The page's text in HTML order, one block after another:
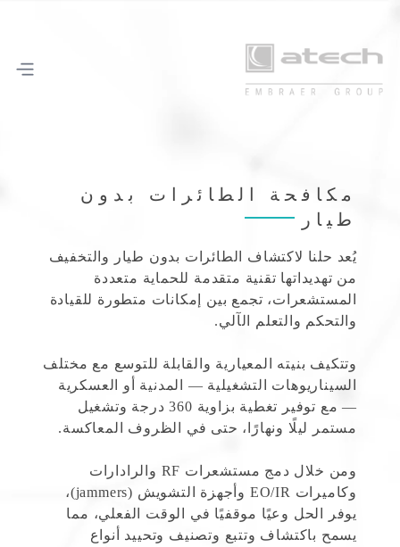
مكافحة الطائرات بدون
طيار
يُعد حلنا لاكتشاف الطائرات بدون طيار والتخفيف
من تهديداتها تقنية متقدمة للحماية متعددة
المستشعرات، تجمع بين إمكانات متطورة للقيادة
والتحكم والتعلم الآلي.
وتتكيف بنيته المعيارية والقابلة للتوسع مع مختلف
السيناريوهات التشغيلية — المدنية أو العسكرية
— مع توفير تغطية بزاوية 360 درجة وتشغيل
مستمر ليلًا ونهارًا، حتى في الظروف المعاكسة.
ومن خلال دمج مستشعرات RF والرادارات
وكاميرات EO/IR وأجهزة التشويش (jammers)،
يوفر الحل وعيًا موقفيًا في الوقت الفعلي، مما
يسمح باكتشاف وتتبع وتصنيف وتحييد أنواع